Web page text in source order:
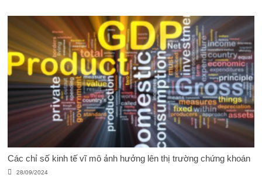
Các chỉ số kinh tế vĩ mô ảnh hưởng lên thị trường chứng khoán
28/09/2024